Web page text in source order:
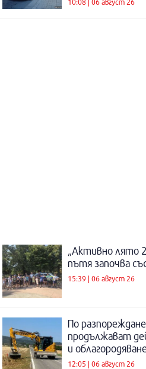
„Активно лято
пътя започва
15:39 | 06 август 26
По
продължават
и
12:05 | 06 август 26